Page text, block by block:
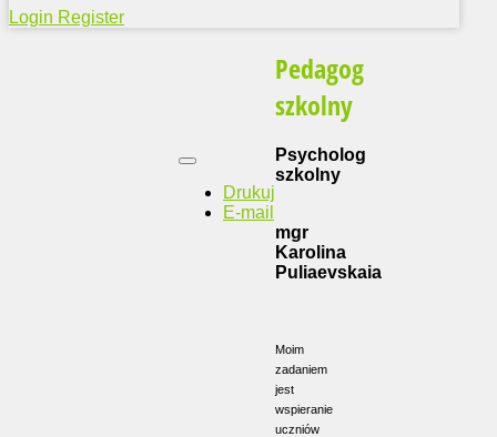
Login Register
Pedagog
szkolny
Drukuj
E-mail
Psycholog
szkolny
mgr
Karolina
Puliaevskaia
Moim
zadaniem
jest
wspieranie
uczniów